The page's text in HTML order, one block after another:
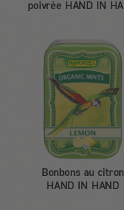
poivrée HAND IN
Bonbons au citron
HAND IN HAND